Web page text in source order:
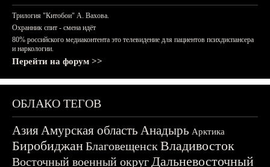
Трилогия "Китобои" А. Вахова.
Охранник спит - смена идёт
80% российского медиаконтента это телевидение для пациентов психдиспансера
и наркологии.
Перейти на форум >>
ОБЛАКО ТЕГОВ
АзияАмурская область Анадырь Арктика
БиробиджанБлаговещенскВладивосток
Восточный военный округДальневосточный